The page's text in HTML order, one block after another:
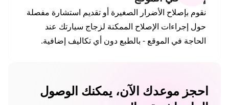
نقوم بإصلاح الأضرار الصغيرة أو تقديم استشارة مفصلة
حول إجراءات الإصلاح الممكنة لزجاج سيارتك عند
الحاجة في الموقع - بالطبع دون أي تكاليف إضافية.
احجز موعدك الآن، يمكنك الوصول